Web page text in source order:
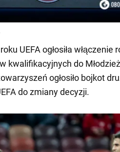
UEFA ogłosiła włączenie
kwalifikacyjnych do
ogłosiło bojkot
do zmiany decyzji.